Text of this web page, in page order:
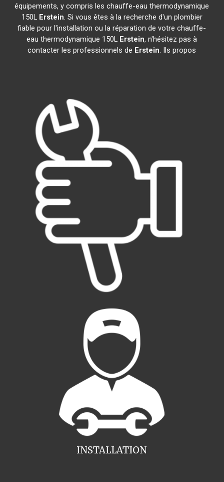
équipements, y compris les chauffe-eau thermodynamique
150L Erstein. Si vous êtes à la recherche d'un plombier
fiable pour l'installation ou la réparation de votre chauffe-
eau thermodynamique 150L Erstein, n'hésitez pas à
contacter les professionnels de Erstein. Ils propos
INSTALLATION